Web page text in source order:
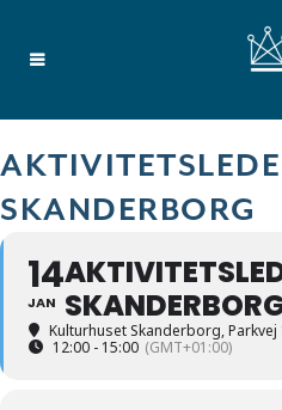
SKANDERBORG
14
JAN
Kulturhuset Skanderborg,
12:00 - 15:00 (GMT+01:00)